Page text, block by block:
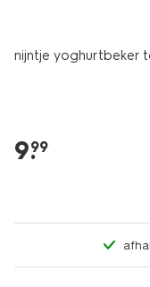
nijntje yoghurtbeker
9.
99